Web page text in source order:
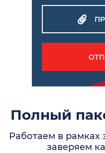
Полный
Работаем в рамках
заверяем